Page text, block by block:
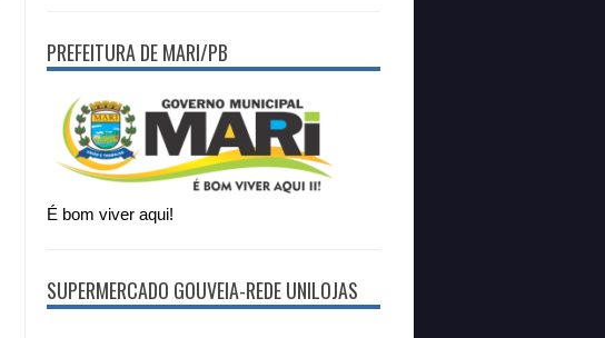
PREFEITURA DE MARI/PB
É bom viver aqui!
SUPERMERCADO GOUVEIA-REDE UNILOJAS